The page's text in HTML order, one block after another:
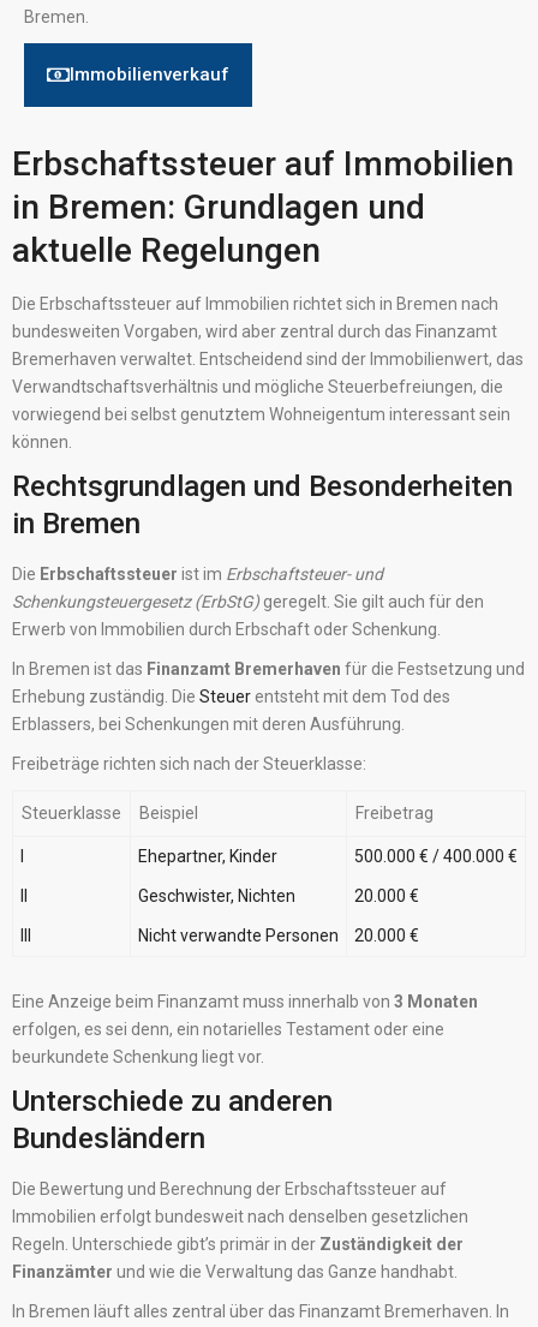
Bremen.
Immobilienverkauf
Erbschaftssteuer auf Immobilien
in Bremen: Grundlagen und
aktuelle Regelungen
Die Erbschaftssteuer auf Immobilien richtet sich in Bremen nach
bundesweiten Vorgaben, wird aber zentral durch das Finanzamt
Bremerhaven verwaltet. Entscheidend sind der Immobilienwert, das
Verwandtschaftsverhältnis und mögliche Steuerbefreiungen, die
vorwiegend bei selbst genutztem Wohneigentum interessant sein
können.
Rechtsgrundlagen und Besonderheiten
in Bremen
Die Erbschaftssteuer ist im Erbschaftsteuer- und
Schenkungsteuergesetz (ErbStG)geregelt. Sie gilt auch für den
Erwerb von Immobilien durch Erbschaft oder Schenkung.
In Bremen ist das Finanzamt Bremerhaven für die Festsetzung und
Erhebung zuständig. Die Steuer entsteht mit dem Tod des
Erblassers, bei Schenkungen mit deren Ausführung.
Freibeträge richten sich nach der Steuerklasse:
Steuerklasse Beispiel Freibetrag
I Ehepartner, Kinder 500.000 € / 400.000 €
II Geschwister, Nichten 20.000 €
III Nicht verwandte Personen 20.000 €
Eine Anzeige beim Finanzamt muss innerhalb von 3 Monaten
erfolgen, es sei denn, ein notarielles Testament oder eine
beurkundete Schenkung liegt vor.
Unterschiede zu anderen
Bundesländern
Die Bewertung und Berechnung der Erbschaftssteuer auf
Immobilien erfolgt bundesweit nach denselben gesetzlichen
Regeln. Unterschiede gibt’s primär in der Zuständigkeit der
Finanzämter und wie die Verwaltung das Ganze handhabt.
In Bremen läuft alles zentral über das Finanzamt Bremerhaven. In